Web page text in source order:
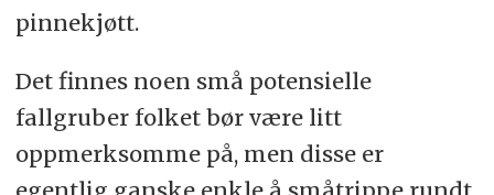
pinnekjøtt.
Det finnes noen små potensielle
fallgruber folket bør være litt
oppmerksomme på, men disse er